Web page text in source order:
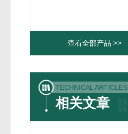
查看全部产品 >>
TECHNICAL ARTICLES
相关文章